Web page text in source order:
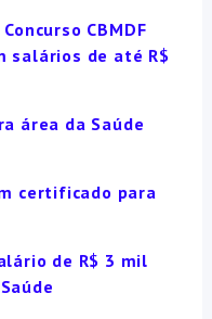
CBMDF
salários de até R$
área da Saúde
certificado para
de R$ 3 mil